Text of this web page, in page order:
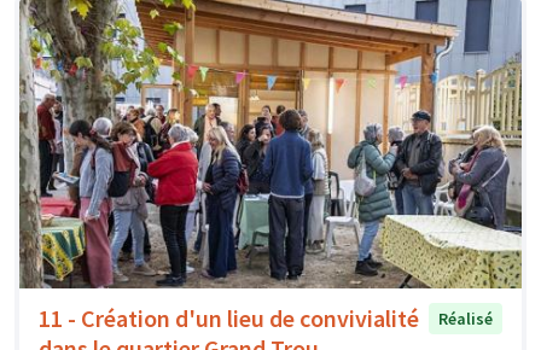
11 - Création d'un lieu de convivialité
Réalisé